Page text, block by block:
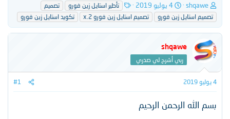
ب
ا
د
ئ
ا
ل
م
و
ض
و
shqawe
ت
ا
ر
ي
ا
ل
4 يوليو 2019
ل
و
س
تأطير استايل زين فورو
تصميم
تصميم استايل زين فورو
تصميم استايل زين فورو 2.x تكويد استايل زين فورو
shqawe
ربي أشرح لي صدري
4 يوليو 2019 #1
بسم الله الرحمن الرحيم